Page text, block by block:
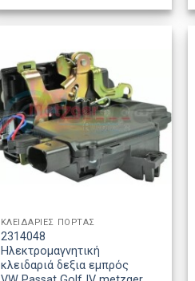
ΚΛΕΙΔΑΡΙΕΣ ΠΟΡΤΑΣ
2314048
Ηλεκτρομαγνητική
κλειδαριά δεξια εμπρός